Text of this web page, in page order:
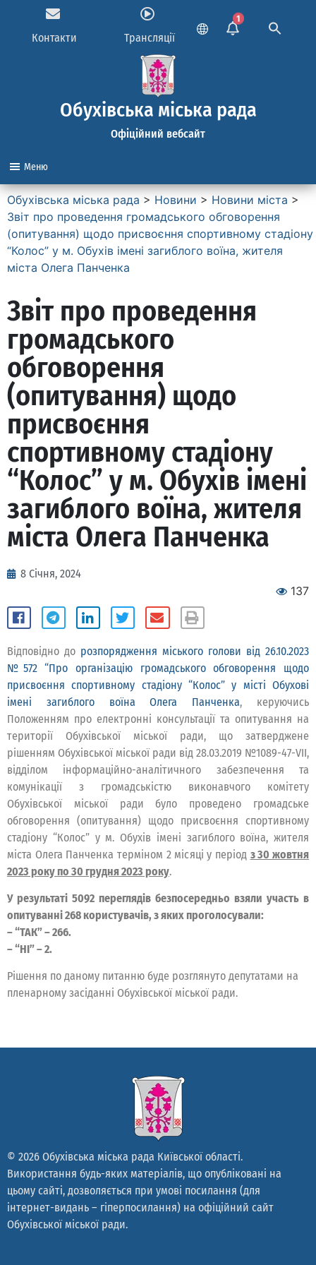
Контакти Трансляції
1
Обухівська міська рада
Офіційний вебсайт
Меню
Обухівська міська рада > Новини > Новини міста >
Звіт про проведення громадського обговорення
(опитування) щодо присвоєння спортивному стадіону
“Колос” у м. Обухів імені загиблого воїна, жителя
міста Олега Панченка
Звіт про проведення
громадського
обговорення
(опитування) щодо
присвоєння
спортивному стадіону
“Колос” у м. Обухів імені
загиблого воїна, жителя
міста Олега Панченка
8 Січня, 2024
137
Відповідно до розпорядження міського голови від 26.10.2023
№572 “Про організацію громадського обговорення щодо
присвоєння спортивному стадіону “Колос” у місті Обухові
імені загиблого воїна Олега Панченка, керуючись
Положенням про електронні консультації та опитування на
території Обухівської міської ради, що затверджене
рішенням Обухівської міської ради від 28.03.2019 №1089-47-VII,
відділом інформаційно-аналітичного забезпечення та
комунікації з громадськістю виконавчого комітету
Обухівської міської ради було проведено громадське
обговорення (опитування) щодо присвоєння спортивному
стадіону “Колос” у м. Обухів імені загиблого воїна, жителя
міста Олега Панченка терміном 2 місяці у період з 30 жовтня
2023 року по 30 грудня 2023 року.
У результаті 5092 переглядів безпосередньо взяли участь в
опитуванні 268 користувачів, з яких проголосували:
– “ТАК” – 266.
– “НІ” – 2.
Рішення по даному питанню буде розглянуто депутатами на
пленарному засіданні Обухівської міської ради.
© 2026 Обухівська міська рада Київської області.
Використання будь-яких матеріалів, що опубліковані на
цьому сайті, дозволяється при умові посилання (для
інтернет-видань – гіперпосилання) на офіційний сайт
Обухівської міської ради.